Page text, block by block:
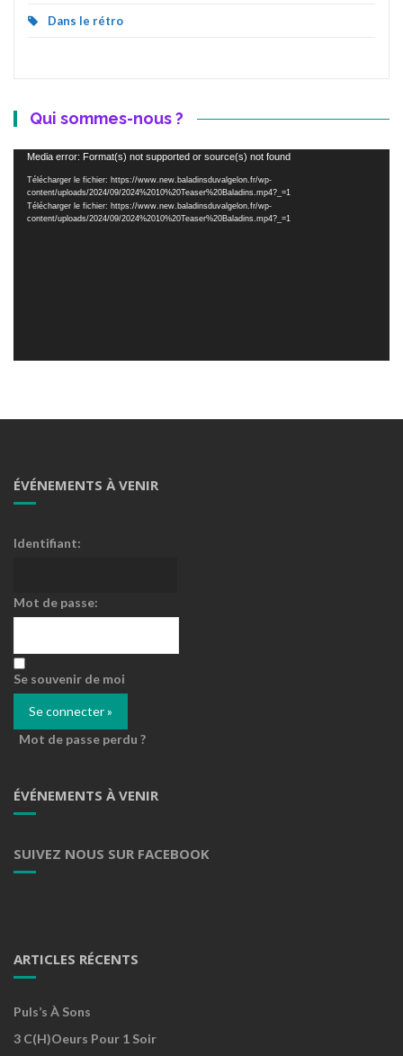
Dans le rétro
Qui sommes-nous ?
Lecteur
vidéo
Media error: Format(s) not supported or source(s) not found
Télécharger le fichier: https://www.new.baladinsduvalgelon.fr/wp-
content/uploads/2024/09/2024%2010%20Teaser%20Baladins.mp4?_=1
Télécharger le fichier: https://www.new.baladinsduvalgelon.fr/wp-
content/uploads/2024/09/2024%2010%20Teaser%20Baladins.mp4?_=1
ÉVÉNEMENTS À VENIR
Identifiant:
Mot de passe:
Se souvenir de moi
Mot de passe perdu ?
ÉVÉNEMENTS À VENIR
SUIVEZ NOUS SUR FACEBOOK
ARTICLES RÉCENTS
Puls’s À Sons
3 C(h)oeurs Pour 1 Soir